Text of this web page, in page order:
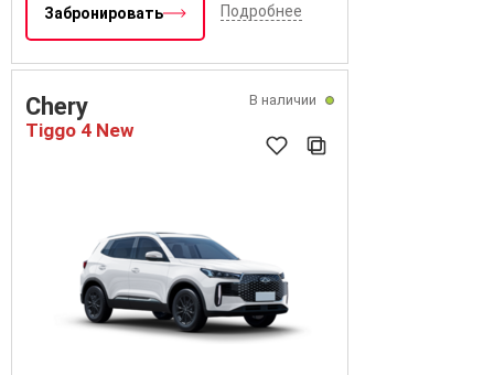
Забронировать Подробнее
В наличии
Chery
Tiggo 4 New